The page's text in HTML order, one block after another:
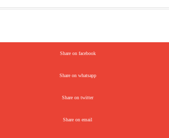
Share on facebook
Share on whatsapp
Share on twitter
Share on email